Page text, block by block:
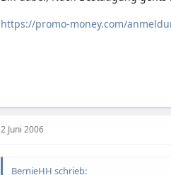
https://promo-money.com/
2 Juni 2006
BernieHH schrieb: